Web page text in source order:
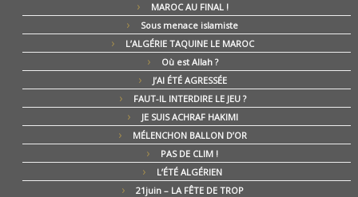
MAROC AU FINAL !
Sous menace islamiste
L’ALGÉRIE TAQUINE LE MAROC
Où est Allah ?
J’AI ÉTÉ AGRESSÉE
FAUT-IL INTERDIRE LE JEU ?
JE SUIS ACHRAF HAKIMI
MÉLENCHON BALLON D’OR
PAS DE CLIM !
L’ÉTÉ ALGÉRIEN
21juin – LA FÊTE DE TROP